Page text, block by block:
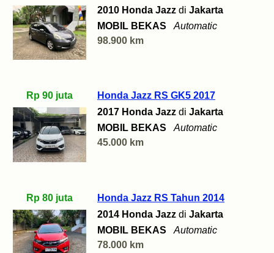
2010 Honda Jazz di Jakarta
MOBIL BEKAS
Automatic
98.900 km
Rp 90 juta
Honda Jazz RS GK5 2017
2017 Honda Jazz di Jakarta
MOBIL BEKAS
Automatic
45.000 km
Rp 80 juta
Honda Jazz RS Tahun 2014
2014 Honda Jazz di Jakarta
MOBIL BEKAS
Automatic
78.000 km